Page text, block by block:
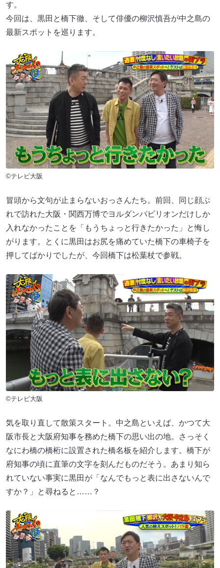
す。
今回は、黒田と橋下徹、そして俳優の柳沢慎吾が中之島の
最新スポットを巡ります。
©テレビ大阪
冒頭から文句が止まらないおっさんたち。前回、同じ顔ぶ
れで訪れた大阪・関西万博でヨルダンパビリオンだけしか
入れなかったことを「もうちょっと行きたかった」と悔し
がります。とくに黒田はお尻を痛めていた橋下の車椅子を
押してばかりでしたが、今回橋下は松葉杖で参戦。
©テレビ大阪
気を取り直して散策スタート。中之島といえば、かつて大
阪市長と大阪府知事を務めた橋下の思い出の地。さっそく
なにわ橋の橋桁に設置された橋名板を紹介します。橋下が
府知事の頃に直筆の文字を刻んだものだそう。あまり知ら
れていない事実に黒田が「なんでもっと表に出さないんで
すか？」と尋ねると……？